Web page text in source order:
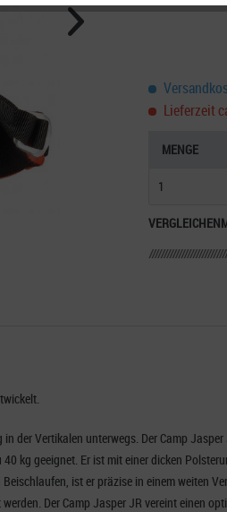
Lieferzeit
MENGE
VERGLEICHEN
der Vertikalen unterwegs. Der Camp
kg geeignet. Er ist mit einer dicken
ist er präzise in einem weiten
Der Camp Jasper JR vereint einen